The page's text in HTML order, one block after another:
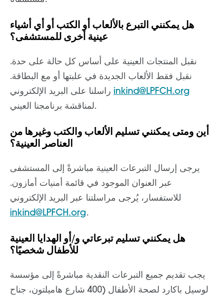
هل يمكنني التبرع بالألعاب أو الكتب أو أي أشياء
نقبل المنتجات العينية على أساس كل حالة على حدة.
نقبل فقط الألعاب الجديدة في علبتها أو مع البطاقة.
inkind@LPFCH.org
لمناقشة برنامجنا العيني.
أين ومتى يمكنني تسليم الألعاب والكتب وغيرها من
يرجى إرسال التبرعات العينية مباشرةً إلى المستشفى
عبر العنوان الموجود في قائمة أمنيات أمازون.
للاستفسار، يُرجى مراسلتنا عبر البريد الإلكتروني
inkind@LPFCH.org.
هل يمكنني تسليم تبرعاتي و/أو الهدايا العينية
للأطفال شخصيًا؟
يجب تقديم جميع التبرعات النقدية مباشرةً إلى مؤسسة
لوسيل باكارد لصحة الأطفال (400 شارع هاميلتون، جناح